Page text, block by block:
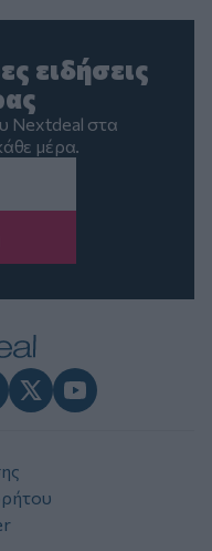
ειδήσεις
Nextdeal στα
μέρα.